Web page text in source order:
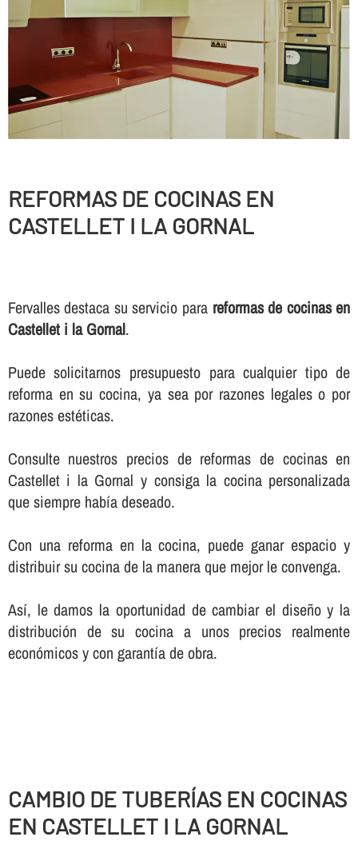
REFORMAS DE COCINAS EN
CASTELLET I LA GORNAL
Fervalles destaca su servicio para reformas de cocinas en
Castellet i la Gornal.
Puede solicitarnos presupuesto para cualquier tipo de
reforma en su cocina, ya sea por razones legales o por
razones estéticas.
Consulte nuestros precios de reformas de cocinas en
Castellet i la Gornal y consiga la cocina personalizada
que siempre habí­a deseado.
Con una reforma en la cocina, puede ganar espacio y
distribuir su cocina de la manera que mejor le convenga.
Así­, le damos la oportunidad de cambiar el diseño y la
distribución de su cocina a unos precios realmente
económicos y con garantí­a de obra.
CAMBIO DE TUBERÍ­AS EN COCINAS
EN CASTELLET I LA GORNAL